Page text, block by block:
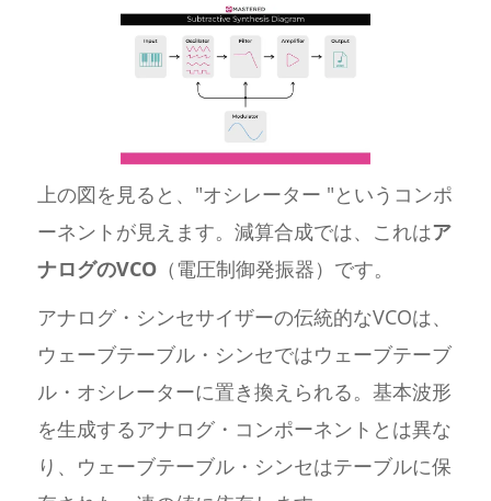
上の図を見ると、"オシレーター "というコンポ
ーネントが見えます。減算合成では、これはア
ナログのVCO（電圧制御発振器）です。
アナログ・シンセサイザーの伝統的なVCOは、
ウェーブテーブル・シンセではウェーブテーブ
ル・オシレーターに置き換えられる。基本波形
を生成するアナログ・コンポーネントとは異な
り、ウェーブテーブル・シンセはテーブルに保